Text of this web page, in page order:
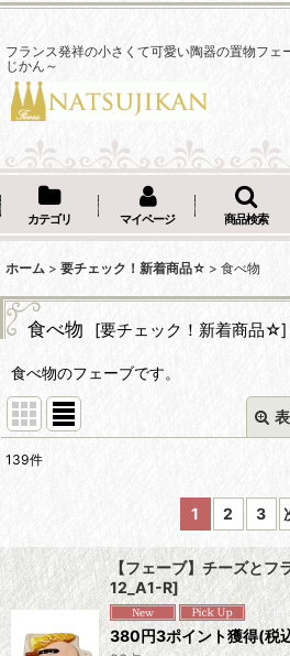
フランス発祥の小さくて可愛い陶器の置物フェ
じかん～
カテゴリ マイページ 商品検索
ホーム > 要チェック！新着商品☆ > 食べ物
食べ物 [要チェック！新着商品☆]
食べ物のフェーブです。
並び順:
139件
1 2 3
【フェーブ】チーズとフ
12_A1-R]
380円3ポイント獲得(税